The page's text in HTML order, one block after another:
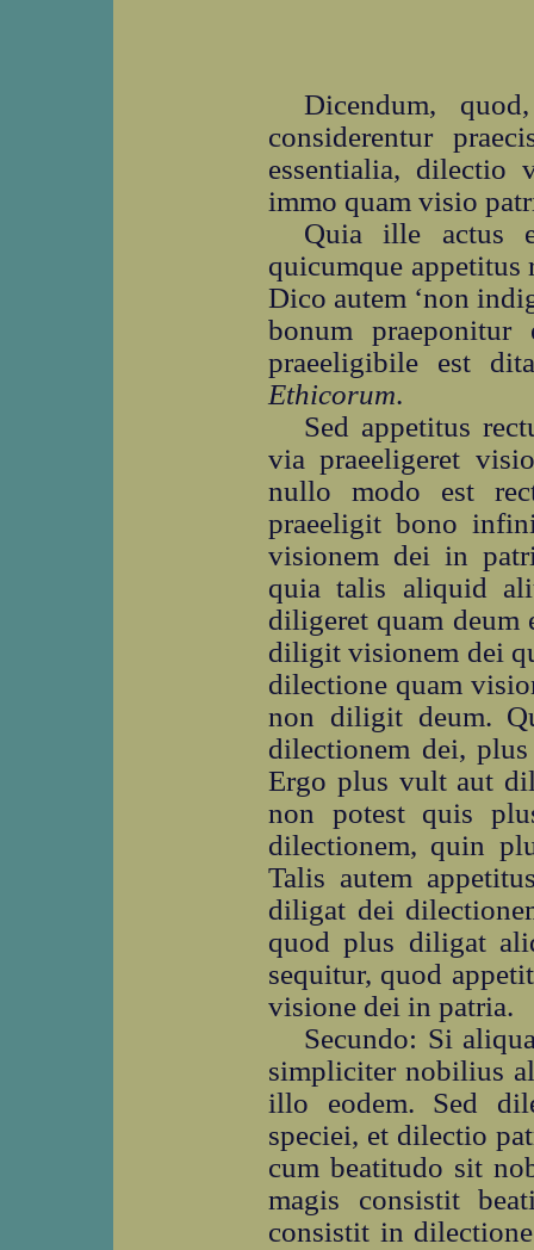
Dicendum,
considerentur
essentialia, dilectio
immo quam visio
Quia ille actus
quicumque
Dico autem ‘non
bonum
praeeligibile est
Ethicorum.
Sed appetitus
via praeeligeret
nullo modo est
praeeligit bono
visionem dei in
quia talis aliquid
diligeret quam
diligit visionem dei
dilectione quam
non diligit deum.
dilectionem dei,
Ergo plus vult aut
non potest quis
dilectionem, quin
Talis autem
diligat dei
quod plus diligat
sequitur, quod
visione dei in patria.
Secundo: Si
simpliciter nobilius
illo eodem. Sed
speciei, et dilectio
cum beatitudo sit
magis consistit
consistit in